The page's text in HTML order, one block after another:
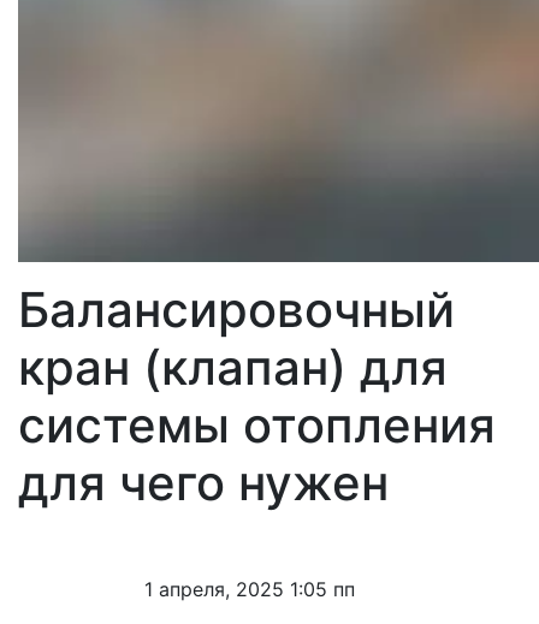
Балансировочный
кран (клапан) для
системы отопления
для чего нужен
1 апреля, 2025 1:05 пп